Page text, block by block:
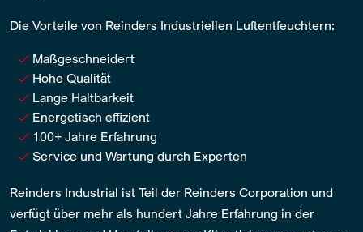
Die Vorteile von Reinders Industriellen Luftentfeuchtern:
Maßgeschneidert
Hohe Qualität
Lange Haltbarkeit
Energetisch effizient
100+ Jahre Erfahrung
Service und Wartung durch Experten
Reinders Industrial ist Teil der Reinders Corporation und
verfügt über mehr als hundert Jahre Erfahrung in der